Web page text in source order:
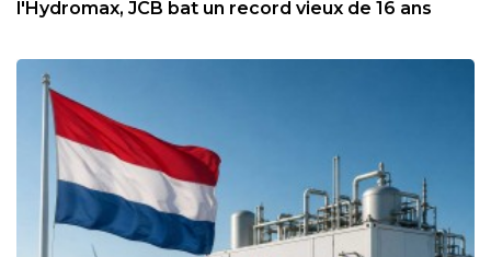
l'Hydromax, JCB bat un record vieux de 16 ans